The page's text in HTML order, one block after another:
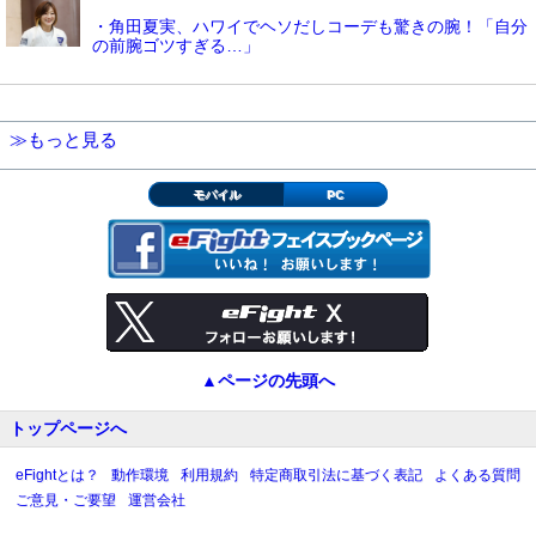
・角田夏実、ハワイでヘソだしコーデも驚きの腕！「自分
の前腕ゴツすぎる…」
≫もっと見る
モバイル PC
▲ページの先頭へ
トップページへ
eFightとは？ 動作環境 利用規約 特定商取引法に基づく表記
よくある質問
ご意見・ご要望
運営会社